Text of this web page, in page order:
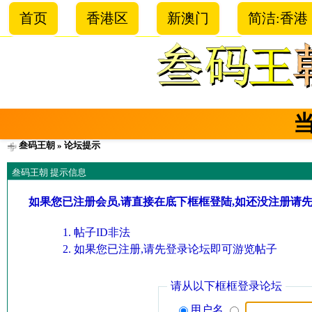
首页 香港区 新澳门 简洁:香港
叁码王朝 » 论坛提示
叁码王朝 提示信息
如果您已注册会员,请直接在底下框框登陆,如还没注册请
帖子ID非法
如果您已注册,请先登录论坛即可游览帖子
请从以下框框登录论坛
用户名